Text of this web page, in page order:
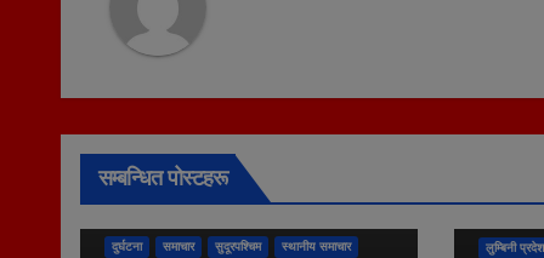
सम्बन्धित पोस्टहरू
दुर्घटना समाचार सुदूरपश्चिम स्थानीय समाचार लुम्बिनी प्रदेश